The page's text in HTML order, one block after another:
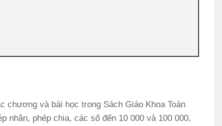
chương và bài học trong Sách Giáo Khoa Toán
nhân, phép chia, các số đến 10 000 và 100 000,